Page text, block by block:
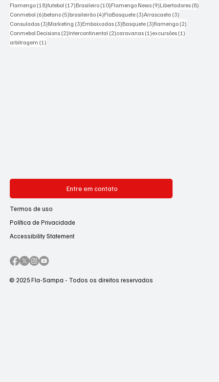
Flamengo (18)18 posts
futebol (17)17 posts
Brasileiro (10)10 posts
Flamengo News (9)9 posts
Libertadores (8)
Conmebol (6)6 posts
betano (5)5 posts
brasileirão (4)4 posts
FlaBasquete (3)3 posts
Arrascaeta (3)
Consulados (3)3 posts
Marketing (3)3 posts
Embaixadas (3)3 posts
Basquete (3)3 posts
flamengo (2)
Conmebol Decisions (2)2 posts
Intercontinental (2)2 posts
caravanas (1)1 post
excursões (1)
arbitragem (1)
Entre em contato
Termos de uso
Política de Privacidade
Accessibility Statement
© 2025 Fla-Sampa - Todos os direitos reservados